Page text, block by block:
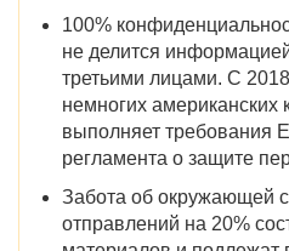
100%
не делится
третьими лицами. С
немногих американских
выполняет требования
регламента о защите
Забота об окружающей
отправлений на 20%